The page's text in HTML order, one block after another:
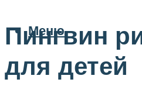
Меню
Пингвин
для детей